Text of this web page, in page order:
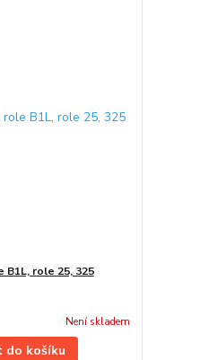
B1L, role 25, 325
Není skladem
do košíku